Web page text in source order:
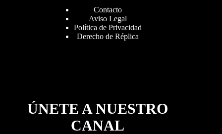
Contacto
Aviso Legal
Política de Privacidad
Derecho de Réplica
ÚNETE A NUESTRO
CANAL